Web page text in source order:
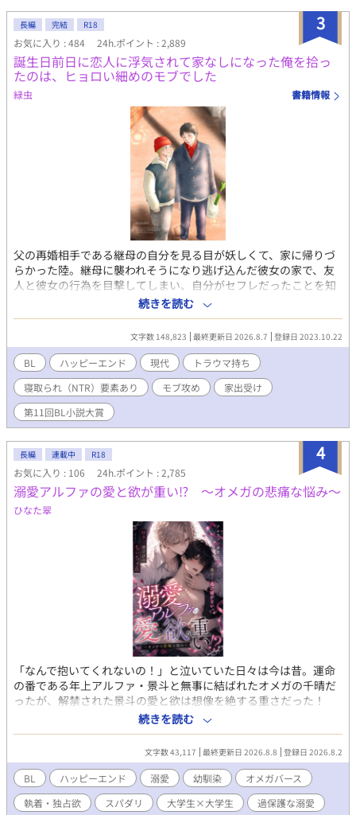
3
長編 完結 R18
お気に入り : 484 24h.ポイント : 2,889
誕生日前日に恋人に浮気されて家なしになった俺を拾っ
たのは、ヒョロい細めのモブでした
緑虫 書籍情報
父の再婚相手である継母の自分を見る目が妖しくて、家に帰りづ
らかった陸。継母に襲われそうになり逃げ込んだ彼女の家で、友
人と彼女の行為を目撃してしまい、自分がセフレだったことを知
った。女性に恐怖を感じ、女を抱けなくなってしまう。 家にも彼
女の元にも行くことができなくなり、路頭に迷う陸。そんな彼を
拾ったのは、バーの店員でイケメンの涼真だった。涼真はその日
の内に陸を抱き、二人の同棲生活が始まる。 だが、三年後の陸の
誕生日に事件は起きる。陸がバイトをしているコンビニからケー
キを買って帰ると、涼真の浮気現場を目撃してしまったのだ。 家
出の原因となったトラウマを再び見せられた陸は、耐え切れず荷
物をまとめて家を飛び出す。 雪の中行くあてもなく困った陸は、
ひと晩の宿を求めてコンビニの休憩室を目指す。 その日に深夜シ
は泣いてしまった陸の話を聞いて、同居を申し出る。 困っていた
陸は同居することを決めた。だけど、もう二度と人なんて信用で
きない。絶対心を開かないと決意する陸だったが、史也のおかん
な優しさにどんどん絆されてしまい――。 裏切られ続けていた陸
が、再び人を信じてトラウマを克服し、幸せを掴もうと足掻く救
済ＢＬです。ハッピーエンドです。 固定ＣＰ、R18回には※を付
けます。 ムーンにも掲載中。全56話となります。 ミドリ名義で投
稿していたものをR18専用緑虫垢に移動しました。 午前と午後の
6:10の一日二回投稿となります。
続きを読む
文字数 148,823 最終更新日 2026.8.7 登録日 2023.10.22
BL ハッピーエンド 現代
トラウマ持ち
寝取られ（NTR）要素あり
モブ攻め
家出受け
第11回BL小説大賞
4
長編 連載中 R18
お気に入り : 106 24h.ポイント : 2,785
溺愛アルファの愛と欲が重い⁉︎ ～オメガの悲痛な悩み～
ひなた翠
「なんで抱いてくれないの！」と泣いていた日々は今は昔。運命
の番である年上アルファ・景斗と無事に結ばれたオメガの千晴だ
ったが、解禁された景斗の愛と欲は想像を絶する重さだった！
「けいちゃん、俺の腰と尻がもう限界！」 毎日の腰痛登校は当た
り前。全身の痕を隠すため初夏にハイネックを着込み、バイトも
禁止。少しでも休もうと「中学生のダサジャージ」で色気封印作
戦に出るも、逆に景斗のスイッチを押してしまい完全敗北……。
過保護で嫉妬深く、無限の体力で番を貪る執着アルファ×愛され
すぎて物理的に限界寸前なオメガの、甘くて激しいドタバタラブ
コメディ待望の続編！
続きを読む
文字数 43,117 最終更新日 2026.8.8 登録日 2026.8.2
BL ハッピーエンド 溺愛 幼馴染
オメガバース
執着・独占欲
スパダリ 大学生×大学生
過保護な溺愛